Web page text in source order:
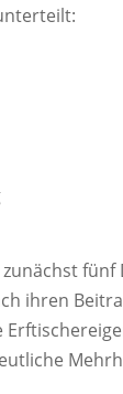
fünf
ihren